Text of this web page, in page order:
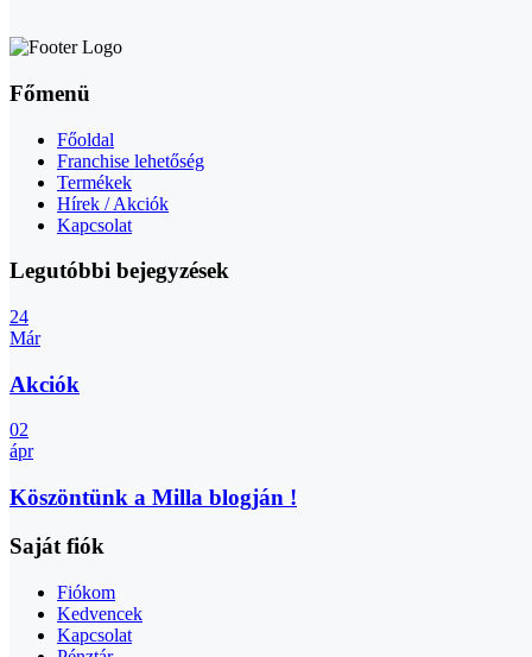
Főmenü
Főoldal
Franchise lehetőség
Termékek
Hírek / Akciók
Kapcsolat
Legutóbbi bejegyzések
24
Már
Akciók
02
ápr
Köszöntünk a Milla blogján !
Saját fiók
Fiókom
Kedvencek
Kapcsolat